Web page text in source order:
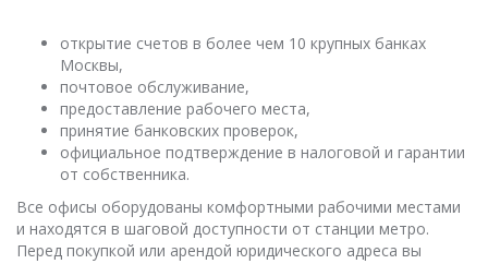
открытие счетов в более чем 10 крупных банках
Москвы,
почтовое обслуживание,
предоставление рабочего места,
принятие банковских проверок,
официальное подтверждение в налоговой и гарантии
от собственника.
Все офисы оборудованы комфортными рабочими местами
и находятся в шаговой доступности от станции метро.
Перед покупкой или арендой юридического адреса вы